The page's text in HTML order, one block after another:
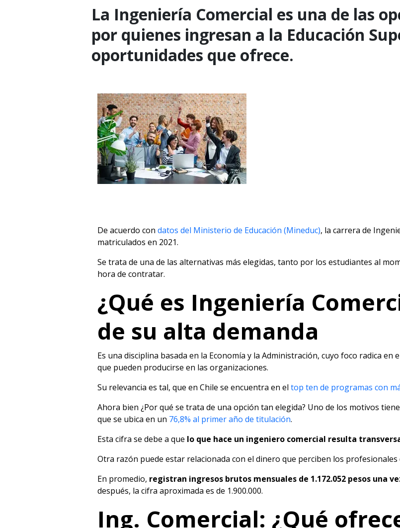
La Ingeniería Comercial es una de las
por quienes ingresan a la Educación
oportunidades que ofrece.
De acuerdo con datos del Ministerio de Educación (Mineduc), la carrera de
matriculados en 2021.
Se trata de una de las alternativas más elegidas, tanto por los estudiantes al
hora de contratar.
¿Qué es Ingeniería
de su alta demanda
Es una disciplina basada en la Economía y la Administración, cuyo foco radica
que pueden producirse en las organizaciones.
Su relevancia es tal, que en Chile se encuentra en el top ten de programas con
Ahora bien ¿Por qué se trata de una opción tan elegida? Uno de los motivos
que se ubica en un 76,8% al primer año de titulación.
Esta cifra se debe a que lo que hace un ingeniero comercial resulta
Otra razón puede estar relacionada con el dinero que perciben los profesionales
En promedio, registran ingresos brutos mensuales de 1.172.052 pesos una
después, la cifra aproximada es de 1.900.000.
Ing. Comercial: ¿Qué